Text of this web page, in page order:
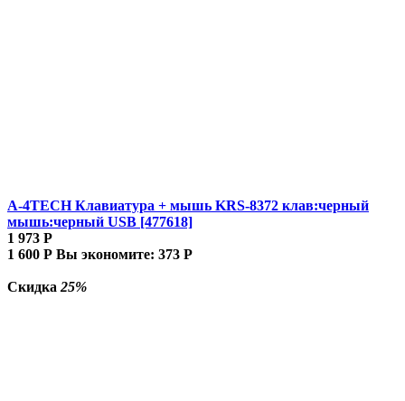
A-4TECH Клавиатура + мышь KRS-8372 клав:черный
мышь:черный USB [477618]
1 973 Р
1 600 Р Вы экономите: 373 Р
Скидка 25%